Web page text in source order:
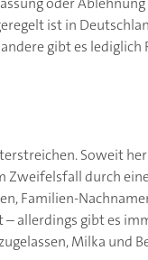
ist in
gibt es lediglich
Soweit
Zweifelsfall durch
Familien-
allerdings gibt es
Milka und